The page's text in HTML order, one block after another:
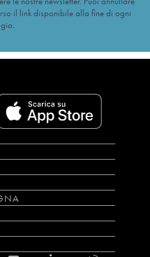
il link disponibile alla fine di ogni